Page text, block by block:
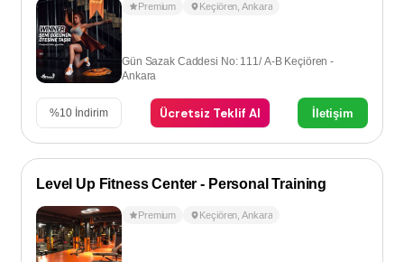
Premium Keçiören ,Ankara
Gün Sazak Caddesi No: 111/ A-B Keçiören -
Ankara
%10 İndirim Ücretsiz Teklif Al İletişim
Level Up Fitness Center - Personal Training
Premium Keçiören ,Ankara